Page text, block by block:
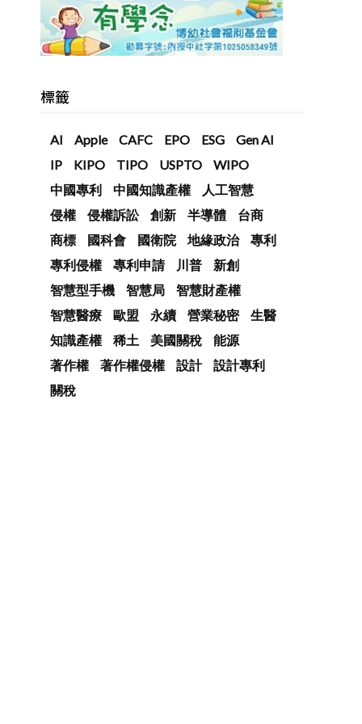
標籤
AI Apple CAFC EPO ESG
Gen AI
IP
KIPO TIPO USPTO
WIPO
中國專利
中國知識產權
人工智慧
侵權
侵權訴訟 創新 半導體
台商
商標
國科會 國衛院 地緣政治
專利
專利侵權
專利申請 川普
新創
智慧型手機
智慧局
智慧財產權
智慧醫療
歐盟 永續 營業秘密
生醫
知識產權
稀土 美國關稅
能源
著作權
著作權侵權 設計
設計專利
關稅